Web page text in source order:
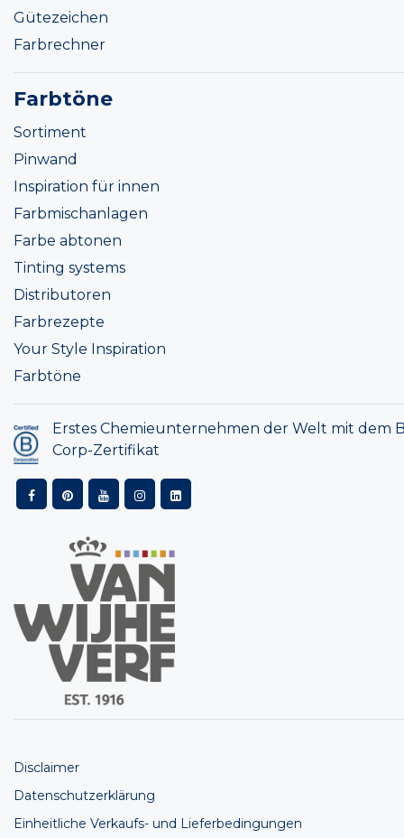
Gütezeichen
Farbrechner
Farbtöne
Sortiment
Pinwand
Inspiration für innen
Farbmischanlagen
Farbe abtonen
Tinting systems
Distributoren
Farbrezepte
Your Style Inspiration
Farbtöne
Erstes Chemieunternehmen der Welt mit dem
Corp-Zertifikat
Disclaimer
Datenschutzerklärung
Einheitliche Verkaufs- und Lieferbedingungen